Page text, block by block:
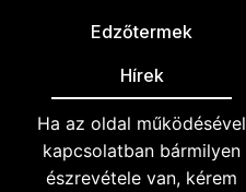
Edzőtermek
Hírek
Ha az oldal működésével
kapcsolatban bármilyen
észrevétele van, kérem